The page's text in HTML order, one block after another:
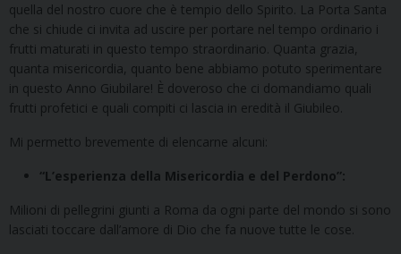
quella del nostro cuore che è tempio dello Spirito. La Porta Santa
che si chiude ci invita ad uscire per portare nel tempo ordinario i
frutti maturati in questo tempo straordinario. Quanta grazia,
quanta misericordia, quanto bene abbiamo potuto sperimentare
in questo Anno Giubilare! È doveroso che ci domandiamo quali
frutti profetici e quali compiti ci lascia in eredità il Giubileo.
Mi permetto brevemente di elencarne alcuni:
“L’esperienza della Misericordia e del Perdono”:
Milioni di pellegrini giunti a Roma da ogni parte del mondo si sono
lasciati toccare dall’amore di Dio che fa nuove tutte le cose.